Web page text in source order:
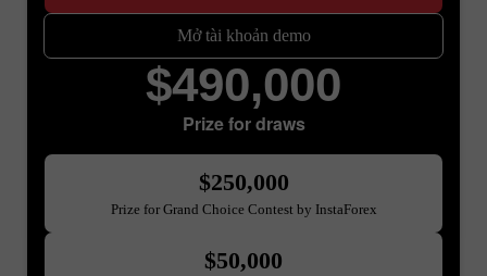
$490,000
Prize for draws
Mở tài khoản demo
$250,000
Prize for Grand Choice Contest by InstaForex
$50,000